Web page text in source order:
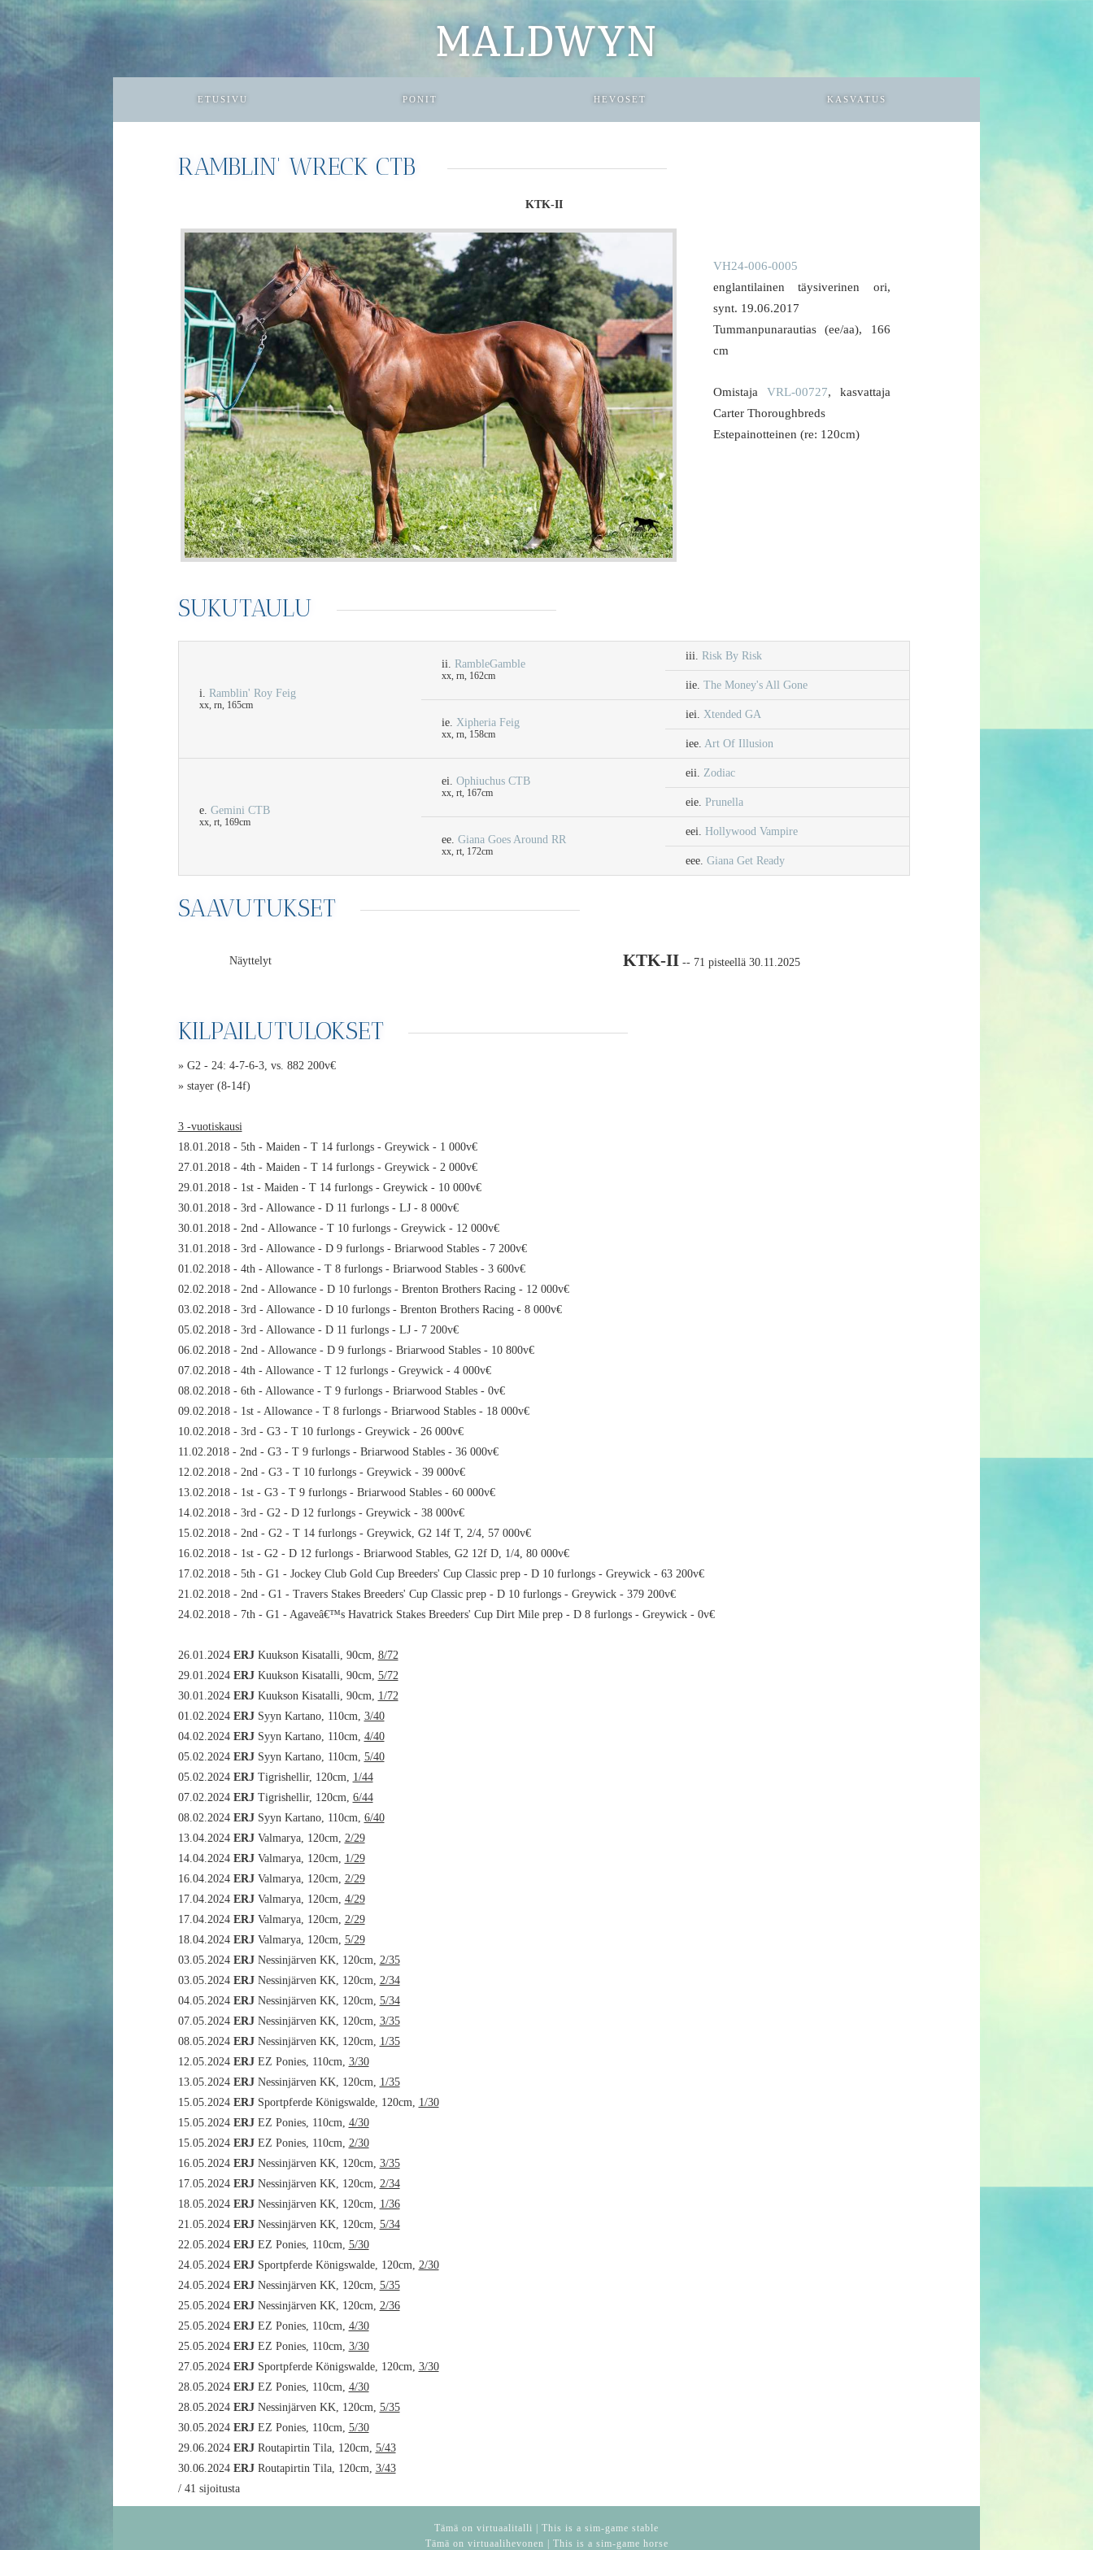
MALDWYN
ETUSIVU PONIT HEVOSET KASVATUS
RAMBLIN' WRECK CTB
KTK-II
VH24-006-0005
englantilainen täysiverinen ori,
synt. 19.06.2017
Tummanpunarautias (ee/aa), 166
cm
Omistaja VRL-00727, kasvattaja
Carter Thoroughbreds
Estepainotteinen (re: 120cm)
SUKUTAULU
i. Ramblin' Roy Feig
xx, rn, 165cm
ii. RambleGamble
xx, rn, 162cm
iii. Risk By Risk
iie. The Money's All Gone
ie. Xipheria Feig
xx, rn, 158cm
iei. Xtended GA
iee. Art Of Illusion
e. Gemini CTB
xx, rt, 169cm
ei. Ophiuchus CTB
xx, rt, 167cm
eii. Zodiac
eie. Prunella
ee. Giana Goes Around RR
xx, rt, 172cm
eei. Hollywood Vampire
eee. Giana Get Ready
SAAVUTUKSET
Näyttelyt KTK-II-- 71 pisteellä 30.11.2025
KILPAILUTULOKSET
» G2 - 24: 4-7-6-3, vs. 882 200v€
» stayer (8-14f)
3 -vuotiskausi
18.01.2018 - 5th - Maiden - T 14 furlongs - Greywick - 1 000v€
27.01.2018 - 4th - Maiden - T 14 furlongs - Greywick - 2 000v€
29.01.2018 - 1st - Maiden - T 14 furlongs - Greywick - 10 000v€
30.01.2018 - 3rd - Allowance - D 11 furlongs - LJ - 8 000v€
30.01.2018 - 2nd - Allowance - T 10 furlongs - Greywick - 12 000v€
31.01.2018 - 3rd - Allowance - D 9 furlongs - Briarwood Stables - 7 200v€
01.02.2018 - 4th - Allowance - T 8 furlongs - Briarwood Stables - 3 600v€
02.02.2018 - 2nd - Allowance - D 10 furlongs - Brenton Brothers Racing - 12 000v€
03.02.2018 - 3rd - Allowance - D 10 furlongs - Brenton Brothers Racing - 8 000v€
05.02.2018 - 3rd - Allowance - D 11 furlongs - LJ - 7 200v€
06.02.2018 - 2nd - Allowance - D 9 furlongs - Briarwood Stables - 10 800v€
07.02.2018 - 4th - Allowance - T 12 furlongs - Greywick - 4 000v€
08.02.2018 - 6th - Allowance - T 9 furlongs - Briarwood Stables - 0v€
09.02.2018 - 1st - Allowance - T 8 furlongs - Briarwood Stables - 18 000v€
10.02.2018 - 3rd - G3 - T 10 furlongs - Greywick - 26 000v€
11.02.2018 - 2nd - G3 - T 9 furlongs - Briarwood Stables - 36 000v€
12.02.2018 - 2nd - G3 - T 10 furlongs - Greywick - 39 000v€
13.02.2018 - 1st - G3 - T 9 furlongs - Briarwood Stables - 60 000v€
14.02.2018 - 3rd - G2 - D 12 furlongs - Greywick - 38 000v€
15.02.2018 - 2nd - G2 - T 14 furlongs - Greywick, G2 14f T, 2/4, 57 000v€
16.02.2018 - 1st - G2 - D 12 furlongs - Briarwood Stables, G2 12f D, 1/4, 80 000v€
17.02.2018 - 5th - G1 - Jockey Club Gold Cup Breeders' Cup Classic prep - D 10 furlongs - Greywick - 63 200v€
21.02.2018 - 2nd - G1 - Travers Stakes Breeders' Cup Classic prep - D 10 furlongs - Greywick - 379 200v€
24.02.2018 - 7th - G1 - Agaveâ€™s Havatrick Stakes Breeders' Cup Dirt Mile prep - D 8 furlongs - Greywick - 0v€
26.01.2024 ERJKuukson Kisatalli, 90cm, 8/72
29.01.2024 ERJKuukson Kisatalli, 90cm, 5/72
30.01.2024 ERJKuukson Kisatalli, 90cm, 1/72
01.02.2024 ERJSyyn Kartano, 110cm, 3/40
04.02.2024 ERJSyyn Kartano, 110cm, 4/40
05.02.2024 ERJSyyn Kartano, 110cm, 5/40
05.02.2024 ERJTigrishellir, 120cm, 1/44
07.02.2024 ERJTigrishellir, 120cm, 6/44
08.02.2024 ERJSyyn Kartano, 110cm, 6/40
13.04.2024 ERJValmarya, 120cm, 2/29
14.04.2024 ERJValmarya, 120cm, 1/29
16.04.2024 ERJValmarya, 120cm, 2/29
17.04.2024 ERJValmarya, 120cm, 4/29
17.04.2024 ERJValmarya, 120cm, 2/29
18.04.2024 ERJValmarya, 120cm, 5/29
03.05.2024 ERJNessinjärven KK, 120cm, 2/35
03.05.2024 ERJNessinjärven KK, 120cm, 2/34
04.05.2024 ERJNessinjärven KK, 120cm, 5/34
07.05.2024 ERJNessinjärven KK, 120cm, 3/35
08.05.2024 ERJNessinjärven KK, 120cm, 1/35
12.05.2024 ERJEZ Ponies, 110cm, 3/30
13.05.2024 ERJNessinjärven KK, 120cm, 1/35
15.05.2024 ERJSportpferde Königswalde, 120cm, 1/30
15.05.2024 ERJEZ Ponies, 110cm, 4/30
15.05.2024 ERJEZ Ponies, 110cm, 2/30
16.05.2024 ERJNessinjärven KK, 120cm, 3/35
17.05.2024 ERJNessinjärven KK, 120cm, 2/34
18.05.2024 ERJNessinjärven KK, 120cm, 1/36
21.05.2024 ERJNessinjärven KK, 120cm, 5/34
22.05.2024 ERJEZ Ponies, 110cm, 5/30
24.05.2024 ERJSportpferde Königswalde, 120cm, 2/30
24.05.2024 ERJNessinjärven KK, 120cm, 5/35
25.05.2024 ERJNessinjärven KK, 120cm, 2/36
25.05.2024 ERJEZ Ponies, 110cm, 4/30
25.05.2024 ERJEZ Ponies, 110cm, 3/30
27.05.2024 ERJSportpferde Königswalde, 120cm, 3/30
28.05.2024 ERJEZ Ponies, 110cm, 4/30
28.05.2024 ERJNessinjärven KK, 120cm, 5/35
30.05.2024 ERJEZ Ponies, 110cm, 5/30
29.06.2024 ERJRoutapirtin Tila, 120cm, 5/43
30.06.2024 ERJRoutapirtin Tila, 120cm, 3/43
/ 41 sijoitusta
Tämä on virtuaalitalli | This is a sim-game stable
Tämä on virtuaalihevonen | This is a sim-game horse